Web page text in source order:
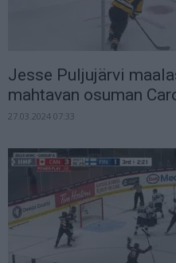
Jesse Puljujärvi
mahtavan osuman
27.03.2024 07:33